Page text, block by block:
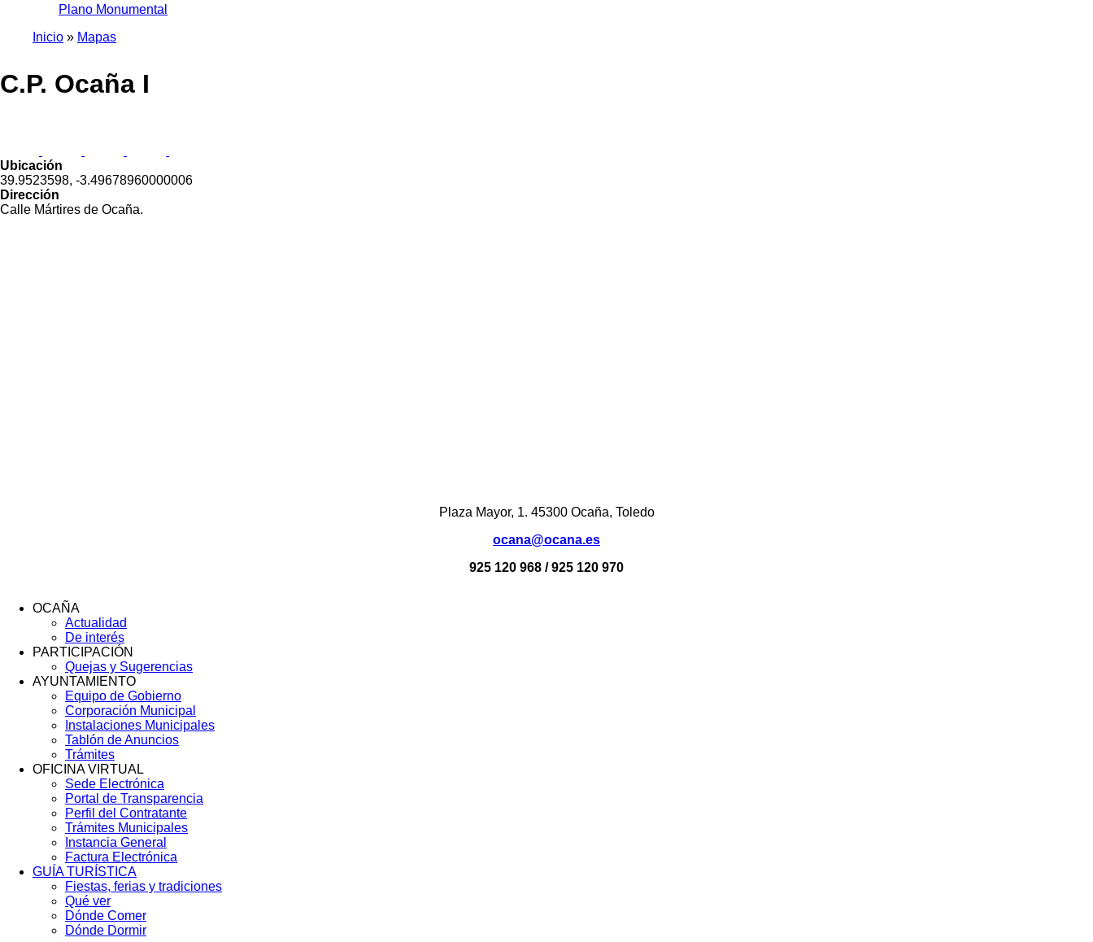
Plano Monumental
enlaces
la
navegación
Inicio Mapas
C.P. Ocaña I
Ubicación
39.9523598, -3.49678960000006
Dirección
Calle Mártires de Ocaña.
Plaza Mayor, 1. 45300 Ocaña, Toledo
ocana@ocana.es
925 120 968 / 925 120 970
OCAÑA
Actualidad
De interés
PARTICIPACIÓN
Quejas y Sugerencias
AYUNTAMIENTO
Equipo de Gobierno
Corporación Municipal
Instalaciones Municipales
Tablón de Anuncios
Trámites
OFICINA VIRTUAL
Sede Electrónica
Portal de Transparencia
Perfil del Contratante
Trámites Municipales
Instancia General
Factura Electrónica
GUÍA TURÍSTICA
Fiestas, ferias y tradiciones
Qué ver
Dónde Comer
Dónde Dormir